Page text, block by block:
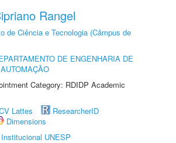
Rangel
de Ciência e Tecnologia (Câmpus de
DE ENGENHARIA DE
Category: RDIDP Academic
Lattes
ResearcherID
Dimensions
UNESP